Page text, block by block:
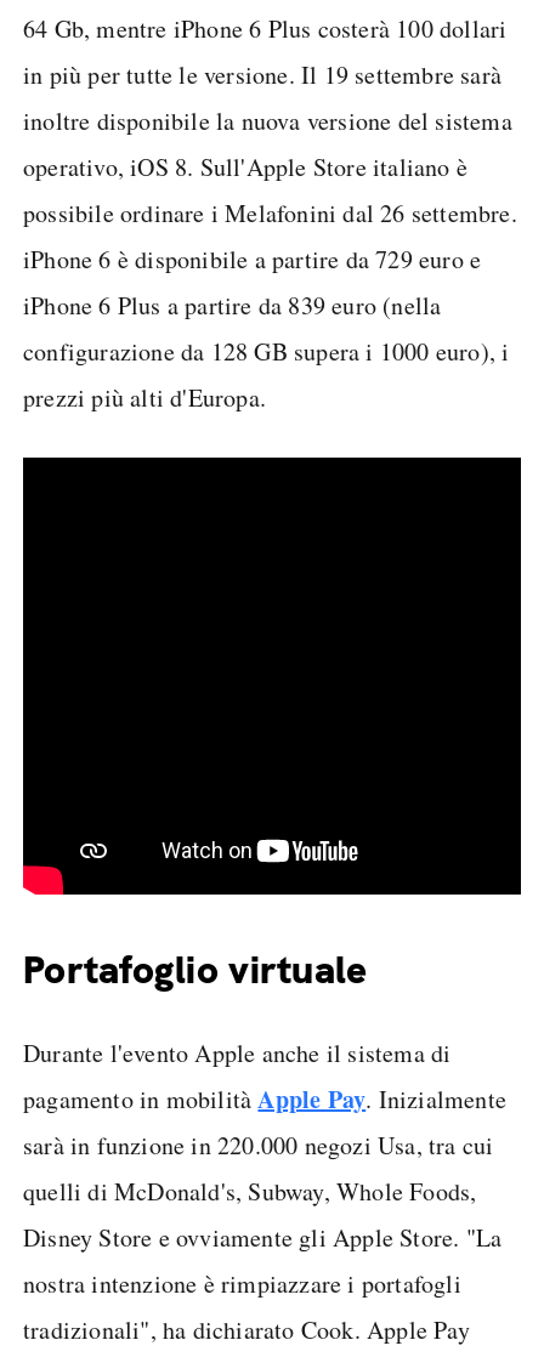
64 Gb, mentre iPhone 6 Plus costerà 100 dollari
in più per tutte le versione. Il 19 settembre sarà
inoltre disponibile la nuova versione del sistema
operativo, iOS 8. Sull'Apple Store italiano è
possibile ordinare i Melafonini dal 26 settembre.
iPhone 6 è disponibile a partire da 729 euro e
iPhone 6 Plus a partire da 839 euro (nella
configurazione da 128 GB supera i 1000 euro), i
prezzi più alti d'Europa.
Portafoglio virtuale
Durante l'evento Apple anche il sistema di
pagamento in mobilitàApple Pay. Inizialmente
sarà in funzione in 220.000 negozi Usa, tra cui
quelli di McDonald's, Subway, Whole Foods,
Disney Store e ovviamente gli Apple Store. "La
nostra intenzione è rimpiazzare i portafogli
tradizionali", ha dichiarato Cook. Apple Pay